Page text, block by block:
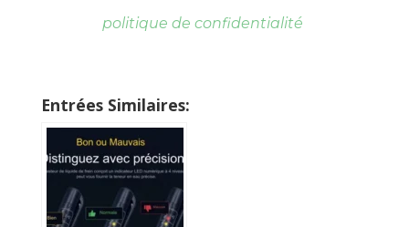
politique de confidentialité
Entrées Similaires: